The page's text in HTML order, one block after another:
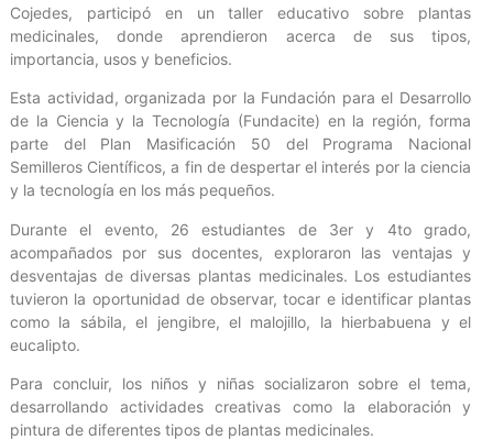
Cojedes, participó en un taller educativo sobre plantas
medicinales, donde aprendieron acerca de sus tipos,
importancia, usos y beneficios.
Esta actividad, organizada por la Fundación para el Desarrollo
de la Ciencia y la Tecnología (Fundacite) en la región, forma
parte del Plan Masificación 50 del Programa Nacional
Semilleros Científicos, a fin de despertar el interés por la ciencia
y la tecnología en los más pequeños.
Durante el evento, 26 estudiantes de 3er y 4to grado,
acompañados por sus docentes, exploraron las ventajas y
desventajas de diversas plantas medicinales. Los estudiantes
tuvieron la oportunidad de observar, tocar e identificar plantas
como la sábila, el jengibre, el malojillo, la hierbabuena y el
eucalipto.
Para concluir, los niños y niñas socializaron sobre el tema,
desarrollando actividades creativas como la elaboración y
pintura de diferentes tipos de plantas medicinales.